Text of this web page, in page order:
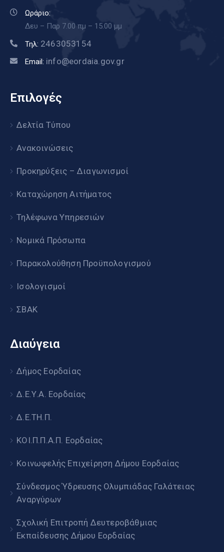
Ωράριο:
Δευ – Παρ 7.00 πμ – 15.00 μμ
Τηλ: 2463053154
Email: info@eordaia.gov.gr
Επιλογές
Δελτία Τύπου
Ανακοινώσεις
Προκηρύξεις – Διαγωνισμοί
Καταχώρηση Αιτήματος
Τηλέφωνα Υπηρεσιών
Νομικά Πρόσωπα
Παρακολούθηση Προϋπολογισμού
Ισολογισμοί
ΣΒΑΚ
Διαύγεια
Δήμος Εορδαίας
Δ.Ε.Υ.Α. Εορδαίας
Δ.Ε.ΤΗ.Π.
ΚΟΙ.Π.Π.Α.Π. Εορδαίας
Κοινωφελής Επιχείρηση Δήμου Εορδαίας
Σύνδεσμος Ύδρευσης Ολυμπιάδας Γαλάτειας
Αναργύρων
Σχολική Επιτροπή Δευτεροβάθμιας
Εκπαίδευσης Δήμου Εορδαίας